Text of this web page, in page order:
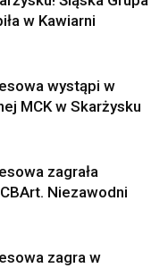
w Kawiarni
wystąpi w
MCK w Skarżysku
zagrała
Niezawodni
zagra w